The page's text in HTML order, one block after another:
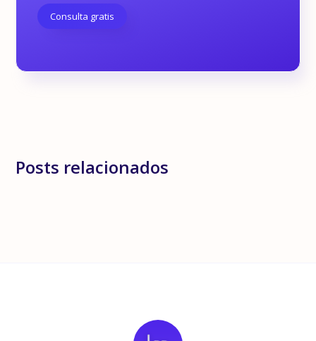
Consulta gratis
Posts relacionados